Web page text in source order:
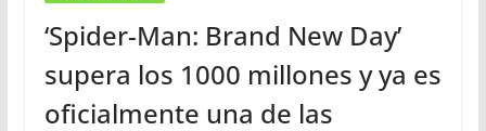
‘Spider-Man: Brand New Day’
supera los 1000 millones y ya es
oficialmente una de las